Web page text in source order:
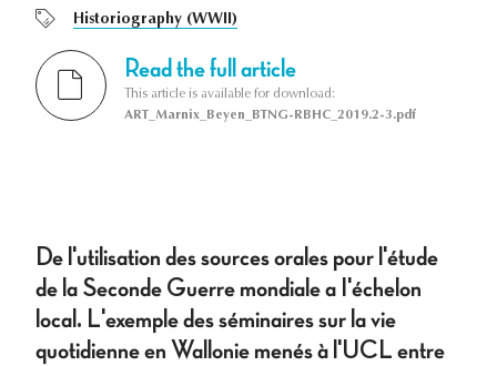
Historiography (WWII)
Read the full article
This article is available for download:
ART_Marnix_Beyen_BTNG-RBHC_2019.2-3.pdf
De l'utilisation des sources orales pour l'étude
de la Seconde Guerre mondiale a I'échelon
local. L'exemple des séminaires sur la vie
quotidienne en Wallonie menés à l'UCL entre